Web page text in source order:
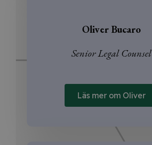
Oliver Bucaro
Senior Legal Counsel
Läs mer om Oliver